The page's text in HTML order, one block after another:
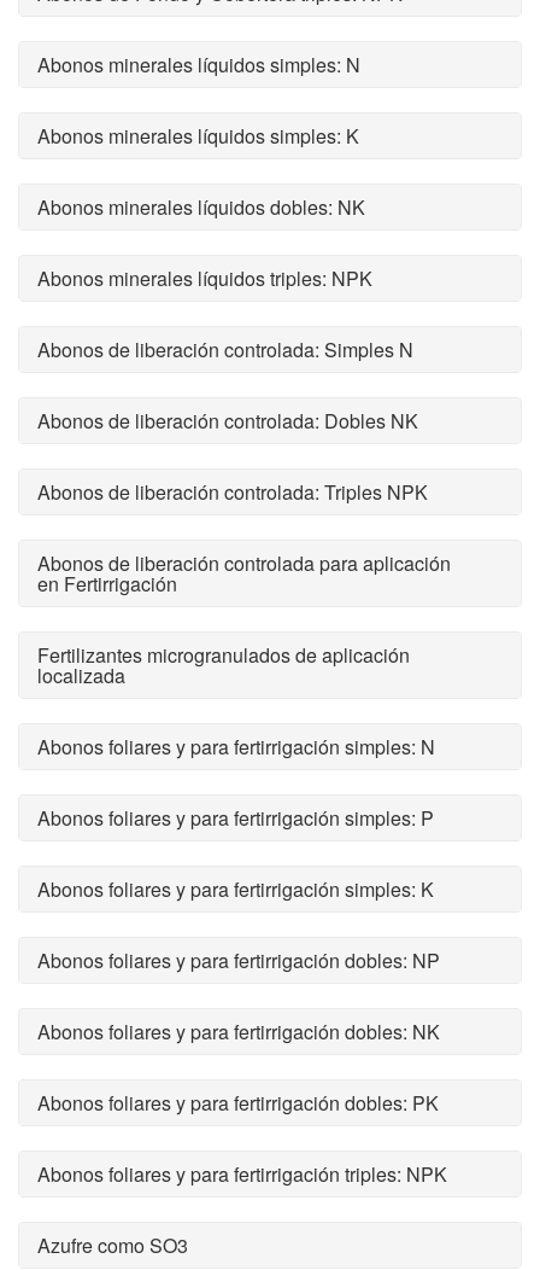
Abonos minerales líquidos simples: N
Abonos minerales líquidos simples: K
Abonos minerales líquidos dobles: NK
Abonos minerales líquidos triples: NPK
Abonos de liberación controlada: Simples N
Abonos de liberación controlada: Dobles NK
Abonos de liberación controlada: Triples NPK
Abonos de liberación controlada para aplicación
en Fertirrigación
Fertilizantes microgranulados de aplicación
localizada
Abonos foliares y para fertirrigación simples: N
Abonos foliares y para fertirrigación simples: P
Abonos foliares y para fertirrigación simples: K
Abonos foliares y para fertirrigación dobles: NP
Abonos foliares y para fertirrigación dobles: NK
Abonos foliares y para fertirrigación dobles: PK
Abonos foliares y para fertirrigación triples: NPK
Azufre como SO3